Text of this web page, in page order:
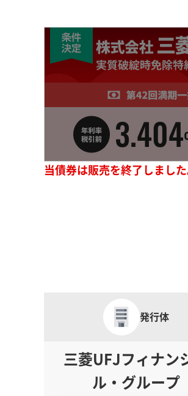
当債券は販売を終了しました
発行体
三菱UFJフィナン
ル・グループ